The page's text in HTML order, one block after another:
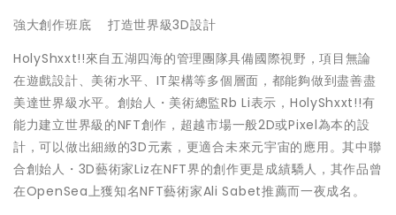
強大創作班底 打造世界級3D設計
HolyShxxt!!來自五湖四海的管理團隊具備國際視野，項目無論
在遊戲設計、美術水平、IT架構等多個層面，都能夠做到盡善盡
美達世界級水平。創始人・美術總監Rb Li表示，HolyShxxt!!有
能力建立世界級的NFT創作，超越市場一般2D或Pixel為本的設
計，可以做出細緻的3D元素，更適合未來元宇宙的應用。其中聯
合創始人・3D藝術家Liz在NFT界的創作更是成績驕人，其作品曾
在OpenSea上獲知名NFT藝術家Ali Sabet推薦而一夜成名。